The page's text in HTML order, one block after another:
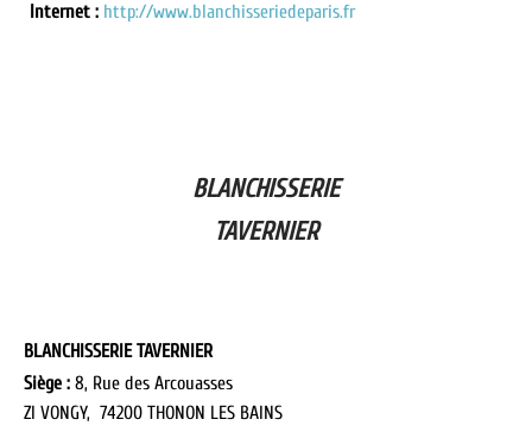
Internet : http://www.blanchisseriedeparis.fr
BLANCHISSERIE
TAVERNIER
BLANCHISSERIE TAVERNIER
Siège : 8, Rue des Arcouasses
ZI VONGY, 74200 THONON LES BAINS